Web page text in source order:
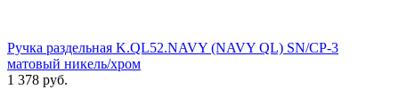
Ручка раздельная K.QL52.NAVY (NAVY QL) SN/CP-3
матовый никель/хром
1 378 руб.